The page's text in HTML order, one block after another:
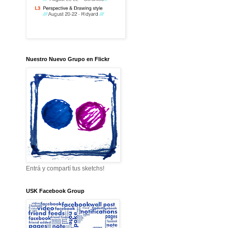
Nuestro Nuevo Grupo en Flickr
Entrá y compartí tus sketchs!
USK Facebook Group